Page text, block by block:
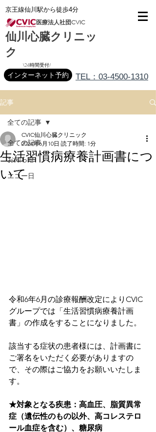
京王線仙川駅から徒歩4分
医療法人社団CVIC
仙川心臓クリニッ
ク
\24時間受付/
インターネット予約 TEL：03-4500-1310
記事
全ての記事
お知らせ
エコー日
全ての記事
生活習慣病療養計画書につ
いて
CVIC仙川心臓クリニック
2024年6月10日 読了時間: 1分
令和6年6月の診療報酬改定によりCVIC
グループでは「生活習慣病療養計画
書」の作成をすることになりました。
該当する症状の患者様には、計画書に
ご署名をいただく必要がありますの
で、その際はご協力をお願いいたしま
す。
★対象となる疾患：高血圧、脂質異常
症（遺伝性のもの以外、高コレステロ
ール血症を含む）、糖尿病